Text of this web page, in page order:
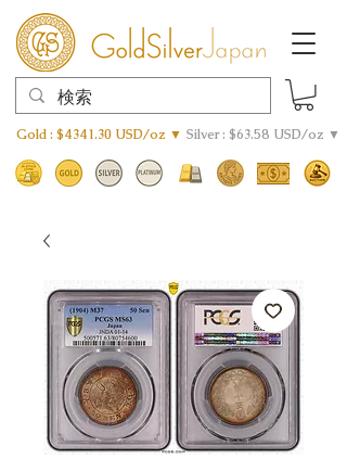
Gold : $4341.30 USD/oz ▼ Silver : $63.58 USD/oz ▼